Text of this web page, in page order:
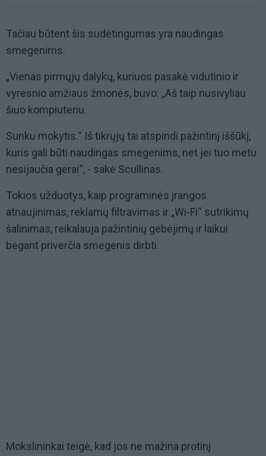
Tačiau būtent šis sudėtingumas yra naudingas
smegenims.
„Vienas pirmųjų dalykų, kuriuos pasakė vidutinio ir
vyresnio amžiaus žmonės, buvo: „Aš taip nusivyliau
šiuo kompiuteriu.
Sunku mokytis.“ Iš tikrųjų tai atspindi pažintinį iššūkį,
kuris gali būti naudingas smegenims, net jei tuo metu
nesijaučia gerai“, - sakė Scullinas.
Tokios užduotys, kaip programinės įrangos
atnaujinimas, reklamų filtravimas ir „Wi-Fi“ sutrikimų
šalinimas, reikalauja pažintinių gebėjimų ir laikui
bėgant priverčia smegenis dirbti.
Mokslininkai teigė, kad jos ne mažina protinį